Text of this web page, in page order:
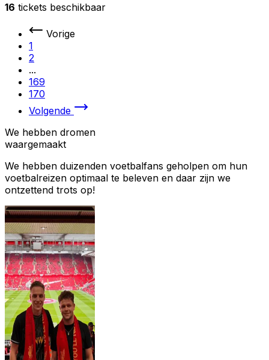
16 tickets beschikbaar
Vorige
1
2
...
169
170
Volgende
We hebben dromen
waargemaakt
We hebben duizenden voetbalfans geholpen om hun
voetbalreizen optimaal te beleven en daar zijn we
ontzettend trots op!